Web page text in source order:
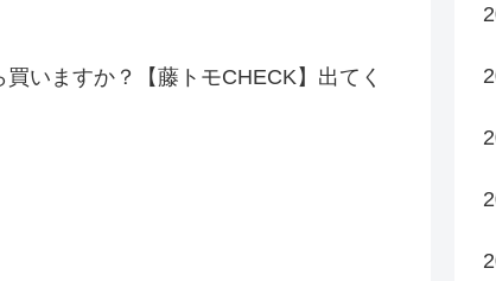
いますか？【藤トモCHECK】出てく